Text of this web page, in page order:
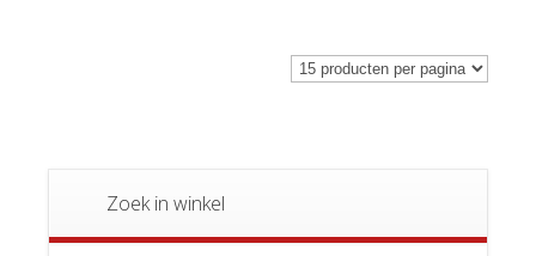
Zoek in winkel